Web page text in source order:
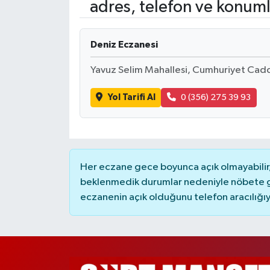
adres, telefon ve
Deniz Eczanesi
Yavuz Selim Mahallesi, Cumhuriyet
Yol Tarifi Al 0 (356) 275 39 93
Her eczane gece boyunca açık
beklenmedik durumlar nedeniyle nöbete
eczanenin açık olduğunu telefon